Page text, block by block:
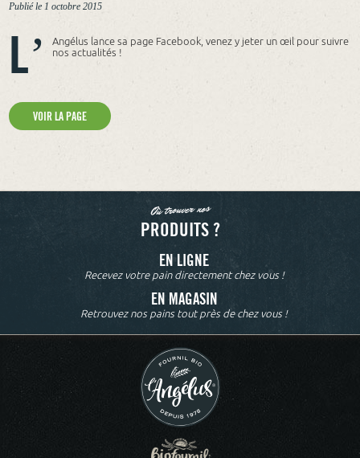
Publié le1 octobre 2015
L’
Angélus lance sa page Facebook, venez y jeter un œil pour suivre
nos actualités !
VOIR LA PAGE
Où trouver nos
PRODUITS ?
EN LIGNE
Recevez votre pain directement chez vous !
EN MAGASIN
Retrouvez nos pains tout près de chez vous !